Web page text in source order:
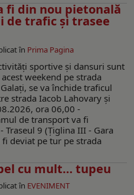
fi din nou pietonală
de trafic şi trasee
în Prima Pagina
sportive și dansuri sunt
weekend pe strada
se va închide traficul
strada Iacob Lahovary și
ora 06,00 -
de transport va fi
9 (Țiglina III - Gara
fi deviat pe tur pe strada
cu mult… tupeu
în EVENIMENT